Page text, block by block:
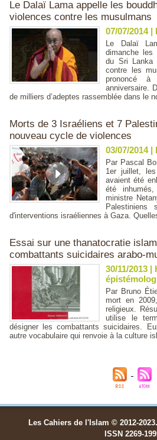
Le Dalaï Lama appelle les
violences contre les musulmans
07/07/2014|
Le Dalaï
dimanche les
du Sri Lanka
contre les
prononcé
anniversaire.
de milliers d’adeptes rassemblée dans le
Morts de 3 Israéliens et 7
nouveau cycle de violences
03/07/2014|
Par Pascal
1er juillet,
avaient été
été
ministre
d'interventions israéliennes à Gaza.
Essai sur une thanatocratie
combattants suicidaires arabo-
30/11/2013 |
Par Bruno
mort en
religieux.
utilise le
désigner les combattants suicidaires.
autre vocabulaire qui renvoie à la culture
Les Cahiers de l'Islam © 2012-
ISSN 2269-